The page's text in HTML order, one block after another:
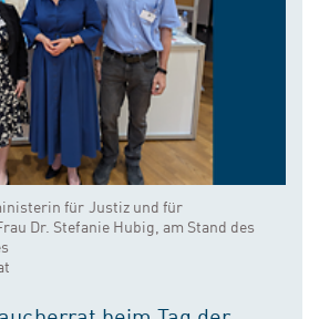
für Justiz und für
Dr. Stefanie Hubig, am Stand des